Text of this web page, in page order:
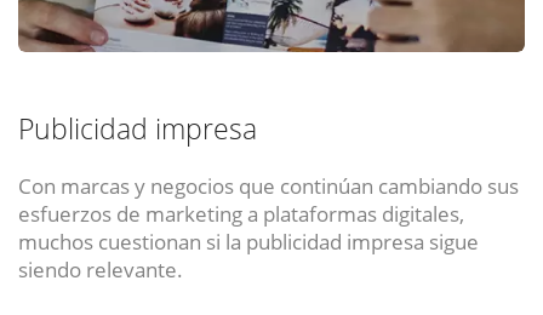
Publicidad impresa
Con marcas y negocios que continúan cambiando sus
esfuerzos de marketing a plataformas digitales,
muchos cuestionan si la publicidad impresa sigue
siendo relevante.